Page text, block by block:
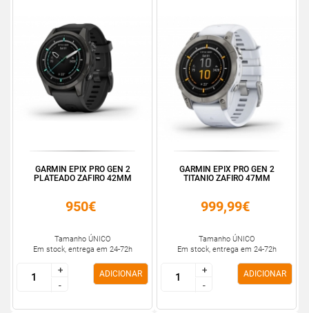
GARMIN EPIX PRO GEN 2
PLATEADO ZAFIRO 42MM
950€
Tamanho ÚNICO
Em stock, entrega em 24-72h
+
-
+
-
ADICIONAR
GARMIN EPIX PRO GEN 2
TITANIO ZAFIRO 47MM
999,99€
Tamanho ÚNICO
Em stock, entrega em 24-72h
+
-
+
-
ADICIONAR